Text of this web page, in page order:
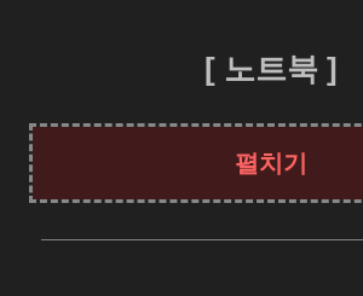
[ 노트북 ]